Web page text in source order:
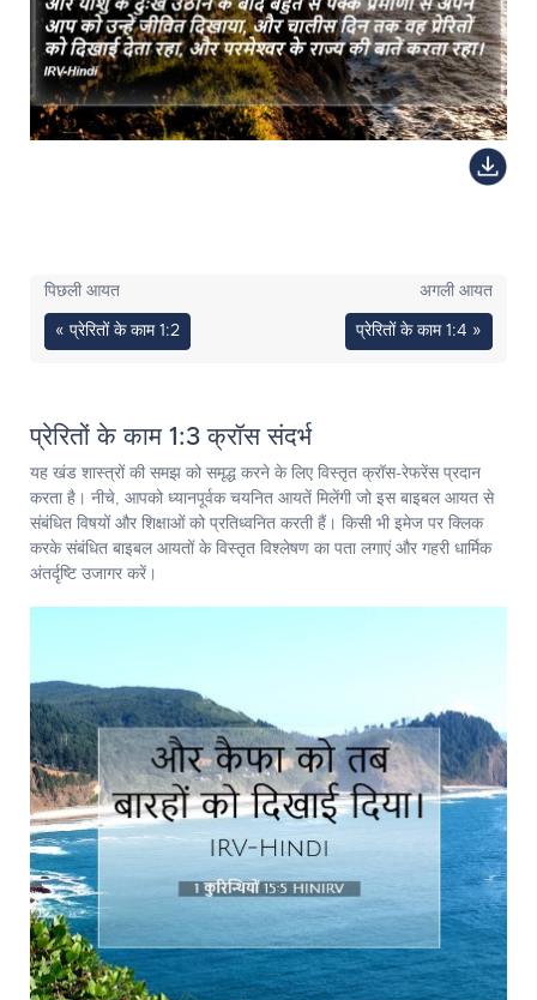
पिछली आयत
« प्रेरितों के काम 1:2
अगली आयत
प्रेरितों के काम 1:4 »
प्रेरितों के काम 1:3 क्रॉस संदर्भ
यह खंड शास्त्रों की समझ को समृद्ध करने के लिए विस्तृत क्रॉस-रेफरेंस प्रदान
करता है। नीचे, आपको ध्यानपूर्वक चयनित आयतें मिलेंगी जो इस बाइबल आयत से
संबंधित विषयों और शिक्षाओं को प्रतिध्वनित करती हैं। किसी भी इमेज पर क्लिक
करके संबंधित बाइबल आयतों के विस्तृत विश्लेषण का पता लगाएं और गहरी धार्मिक
अंतर्दृष्टि उजागर करें।